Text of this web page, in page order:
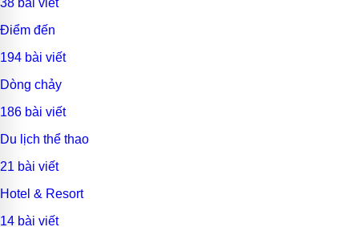
38 bài viết
Điểm đến
194 bài viết
Dòng chảy
186 bài viết
Du lịch thể thao
21 bài viết
Hotel & Resort
14 bài viết